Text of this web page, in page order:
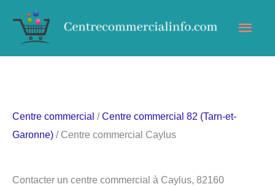
contenu
Centre commercial /Centre commercial 82 (Tarn-et-
Garonne) / Centre commercial Caylus
Contacter un centre commercial à Caylus, 82160